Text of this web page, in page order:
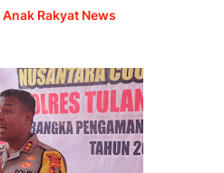
Anak Rakyat News